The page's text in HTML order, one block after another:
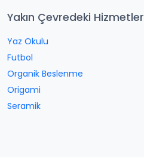
Yakın Çevredeki Hizmetler
Yaz Okulu
Futbol
Organik Beslenme
Origami
Seramik